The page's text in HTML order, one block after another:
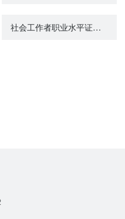
社会工作者职业水平证书登记管理